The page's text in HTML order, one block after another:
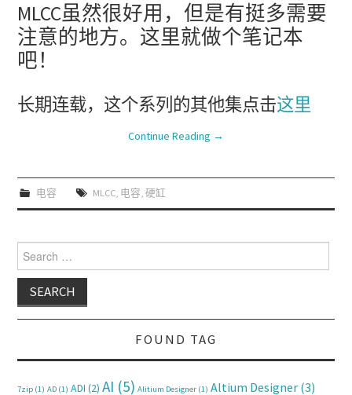
MLCC虽然很好用，但是有挺多需要
注意的地方。这里就做个笔记本
吧！
长期连载，这个系列的其他集点击这里
Continue Reading →
电容 MLCC, 电容, 硬缸
Search for:
FOUND TAG
7zip (1) AD (1) ADI (2) AI (5) Alitium Designer (1) Altium Designer (3)